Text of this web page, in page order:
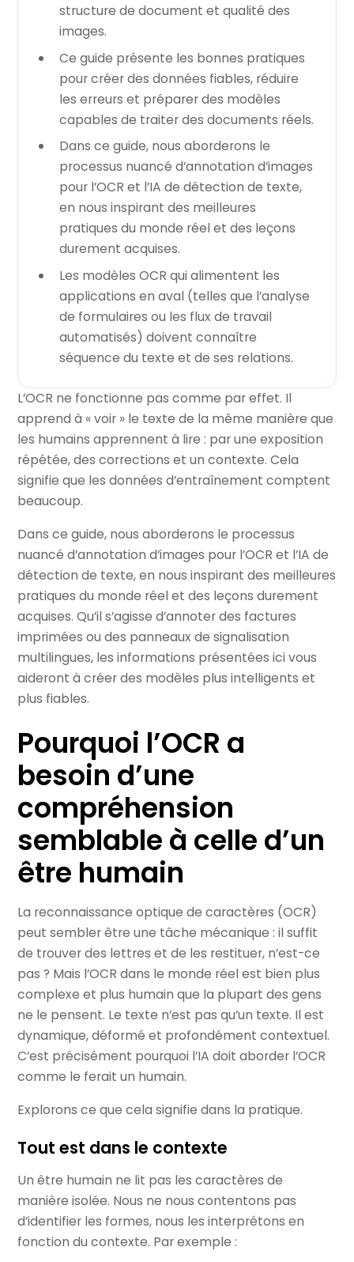
structure de document et qualité des
images.
Ce guide présente les bonnes pratiques
pour créer des données fiables, réduire
les erreurs et préparer des modèles
capables de traiter des documents réels.
Dans ce guide, nous aborderons le
processus nuancé d’annotation d’images
pour l’OCR et l’IA de détection de texte,
en nous inspirant des meilleures
pratiques du monde réel et des leçons
durement acquises.
Les modèles OCR qui alimentent les
applications en aval (telles que l’analyse
de formulaires ou les flux de travail
automatisés) doivent connaître
séquence du texte et de ses relations.
L’OCR ne fonctionne pas comme par effet. Il
apprend à « voir » le texte de la même manière que
les humains apprennent à lire : par une exposition
répétée, des corrections et un contexte. Cela
signifie que les données d’entraînement comptent
beaucoup.
Dans ce guide, nous aborderons le processus
nuancé d’annotation d’images pour l’OCR et l’IA de
détection de texte, en nous inspirant des meilleures
pratiques du monde réel et des leçons durement
acquises. Qu’il s’agisse d’annoter des factures
imprimées ou des panneaux de signalisation
multilingues, les informations présentées ici vous
aideront à créer des modèles plus intelligents et
plus fiables.
Pourquoi l’OCR a
besoin d’une
compréhension
semblable à celle d’un
être humain
La reconnaissance optique de caractères (OCR)
peut sembler être une tâche mécanique : il suffit
de trouver des lettres et de les restituer, n’est-ce
pas ? Mais l’OCR dans le monde réel est bien plus
complexe et plus humain que la plupart des gens
ne le pensent. Le texte n’est pas qu’un texte. Il est
dynamique, déformé et profondément contextuel.
C’est précisément pourquoi l’IA doit aborder l’OCR
comme le ferait un humain.
Explorons ce que cela signifie dans la pratique.
Tout est dans le contexte
Un être humain ne lit pas les caractères de
manière isolée. Nous ne nous contentons pas
d’identifier les formes, nous les interprétons en
fonction du contexte. Par exemple :